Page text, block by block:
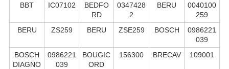
BBT
IC07102
BEDFO
RD
0347428
2
BERU
0040100
259
BERU
ZS259 BERU ZSE259 BOSCH
0986221
039
BOSCH
DIAGNO
0986221
039
BOUGIC
ORD
156300 BRECAV 109001